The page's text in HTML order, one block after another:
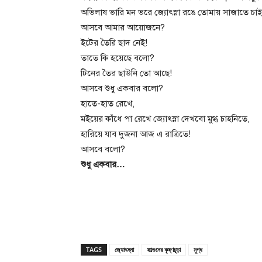
অভিলাষ ভারি মন ভরে জ্যোৎস্না রঙে তোমায় সাজাতে
আসবে আমার আয়োজনে?
ইটের তৈরি ছাদ নেই!
তাতে কি হয়েছে বলো?
টিনের তৈর ছাউনি তো আছে!
আসবে শুধু একবার বলো?
হাতে-হাত রেখে,
মইয়ের কাঁধে পা রেখে জ্যোৎস্না দেখবো মুগ্ধ চাহনিতে,
হারিয়ে যাব দুজনা আজ এ রাত্রিতে!
আসবে বলো?
শুধু একবার…
TAGS জ্যোৎস্না ফাল্গুনের কৃষ্ণচূড়া মুগ্ধ